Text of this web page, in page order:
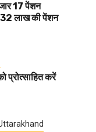
17 पेंशन
32 लाख की पेंशन
प्रोत्साहित करें